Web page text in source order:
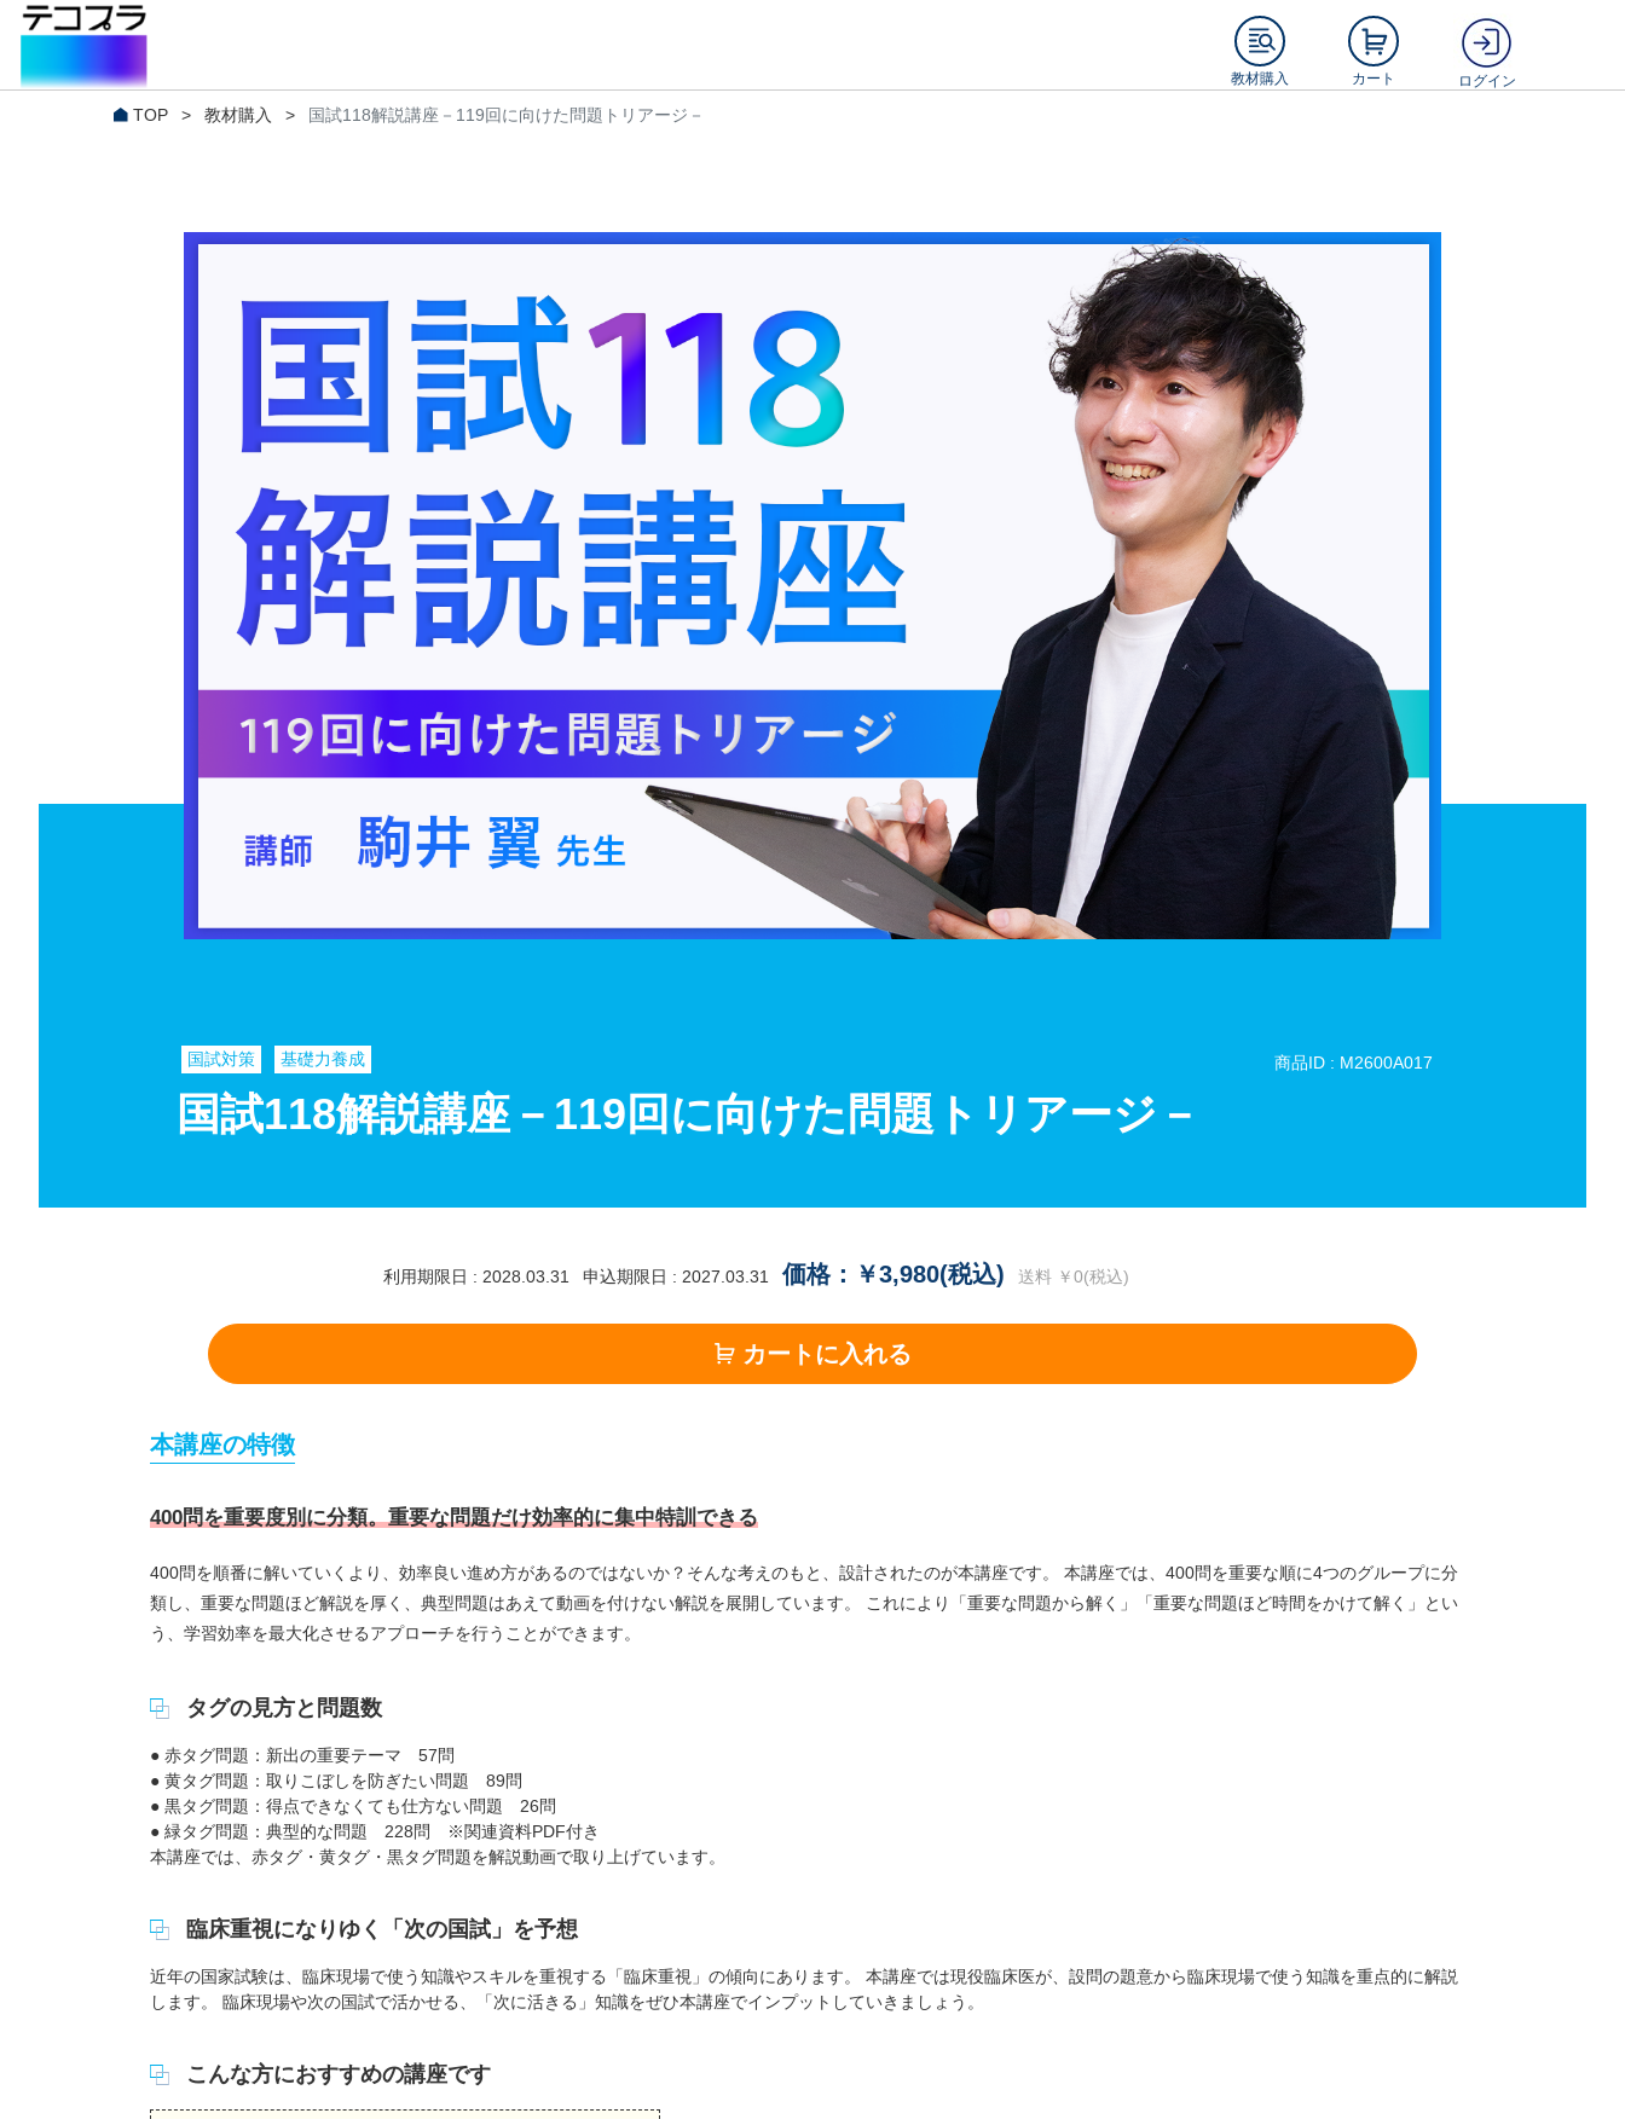
教材購入 カート ログイン
TOP > 教材購入 > 国試118解説講座－119回に向けた問題トリアージ－
国試対策 基礎力養成 商品ID : M2600A017
国試118解説講座－119回に向けた問題トリアージ－
利用期限日 : 2028.03.31 申込期限日 : 2027.03.31 価格：￥3,980(税込) 送料 ￥0(税込)
カートに入れる
本講座の特徴
400問を重要度別に分類。重要な問題だけ効率的に集中特訓できる
400問を順番に解いていくより、効率良い進め方があるのではないか？そんな考えのもと、設計されたのが本講座です。 本講座では、400問を重要な順に4つのグループに分
類し、重要な問題ほど解説を厚く、典型問題はあえて動画を付けない解説を展開しています。 これにより「重要な問題から解く」「重要な問題ほど時間をかけて解く」とい
う、学習効率を最大化させるアプローチを行うことができます。
タグの見方と問題数
● 赤タグ問題：新出の重要テーマ 57問
● 黄タグ問題：取りこぼしを防ぎたい問題 89問
● 黒タグ問題：得点できなくても仕方ない問題 26問
● 緑タグ問題：典型的な問題 228問 ※関連資料PDF付き
本講座では、赤タグ・黄タグ・黒タグ問題を解説動画で取り上げています。
臨床重視になりゆく「次の国試」を予想
近年の国家試験は、臨床現場で使う知識やスキルを重視する「臨床重視」の傾向にあります。 本講座では現役臨床医が、設問の題意から臨床現場で使う知識を重点的に解説
します。 臨床現場や次の国試で活かせる、「次に活きる」知識をぜひ本講座でインプットしていきましょう。
こんな方におすすめの講座です